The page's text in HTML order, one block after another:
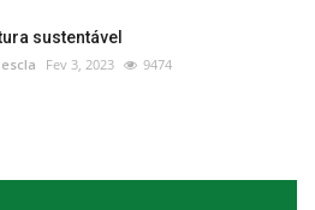
sustentável
Fev 3, 2023 9474